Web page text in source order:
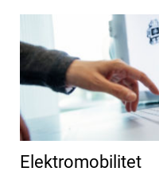
Elektromobilitet